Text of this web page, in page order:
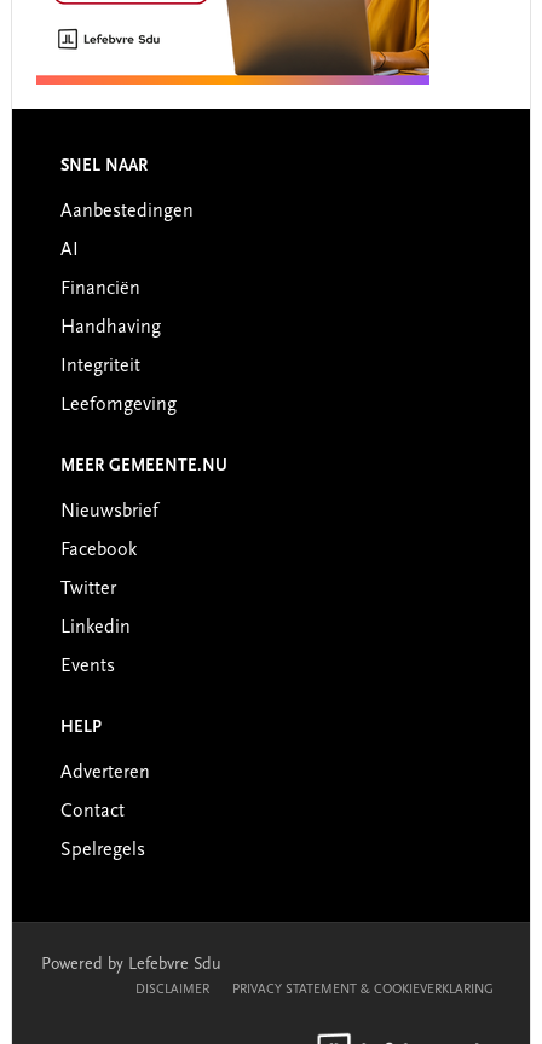
Footer
SNEL NAAR
Aanbestedingen
AI
Financiën
Handhaving
Integriteit
Leefomgeving
MEER GEMEENTE.NU
Nieuwsbrief
Facebook
Twitter
Linkedin
Events
HELP
Adverteren
Contact
Spelregels
Powered by Lefebvre Sdu
DISCLAIMER PRIVACY STATEMENT & COOKIEVERKLARING